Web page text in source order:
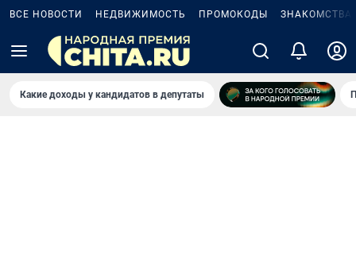
ВСЕ НОВОСТИ НЕДВИЖИМОСТЬ ПРОМОКОДЫ ЗНАКОМСТВА
Какие доходы у кандидатов в депутаты